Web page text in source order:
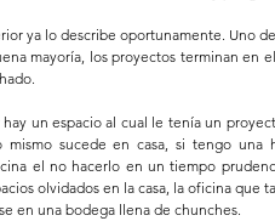
ya lo describe oportunamente. Uno
mayoría, los proyectos terminan
un espacio al cual le tenía un
mismo sucede en casa, si tengo
el no hacerlo en un tiempo
olvidados en la casa, la oficina que
en una bodega llena de chunches.